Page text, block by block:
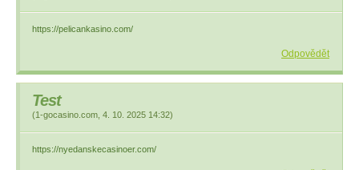
https://pelicankasino.com/
Odpovědět
Test
(1-gocasino.com 4. 10. 2025 14:32)
https://nyedanskecasinoer.com/